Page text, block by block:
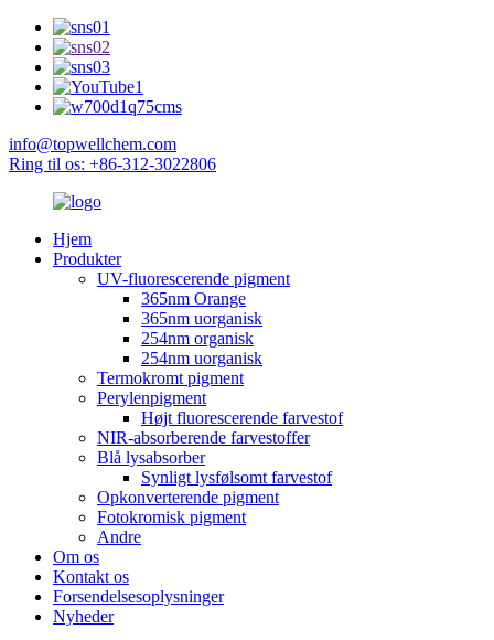
info@topwellchem.com
Ring til os: +86-312-3022806
Hjem
Produkter
UV-fluorescerende pigment
365nm Orange
365nm uorganisk
254nm organisk
254nm uorganisk
Termokromt pigment
Perylenpigment
Højt fluorescerende farvestof
NIR-absorberende farvestoffer
Blå lysabsorber
Synligt lysfølsomt farvestof
Opkonverterende pigment
Fotokromisk pigment
Andre
Om os
Kontakt os
Forsendelsesoplysninger
Nyheder